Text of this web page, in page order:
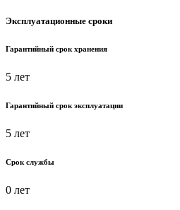
Эксплуатационные сроки
Гарантийный срок хранения
5 лет
Гарантийный срок эксплуатации
5 лет
Срок службы
0 лет